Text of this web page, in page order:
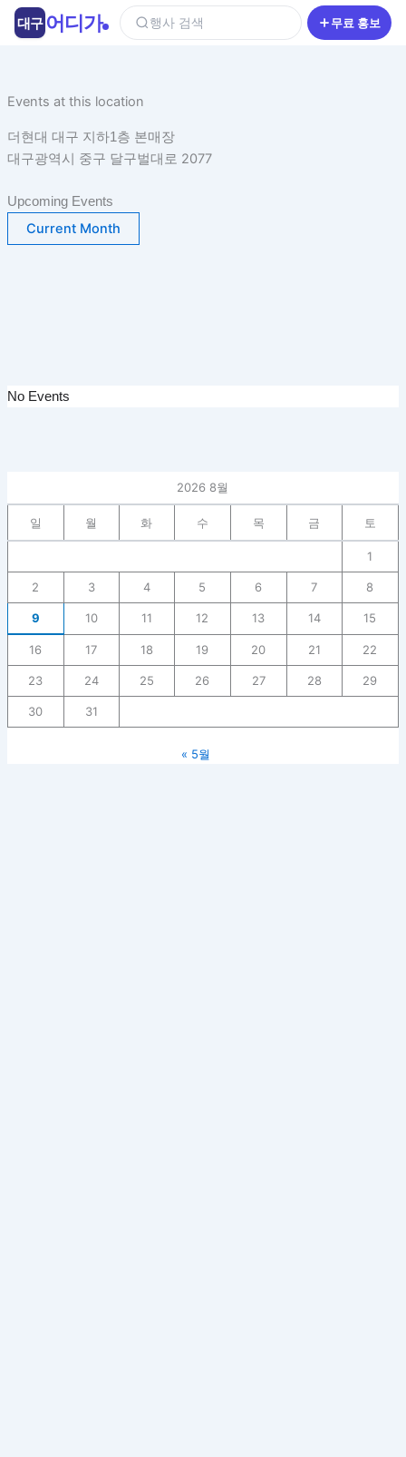
건
뛰
기
Events at this location
더현대 대구 지하1층 본매장
대구광역시 중구 달구벌대로 2077
Upcoming Events
Current Month
No Events
2026 8월
일 월 화 수 목 금 토
1
2 3 4 5 6 7 8
9 10 11 12 13 14 15
16 17 18 19 20 21 22
23 24 25 26 27 28 29
30 31
« 5월
대구 어디가 행사 검색 무료 홍보